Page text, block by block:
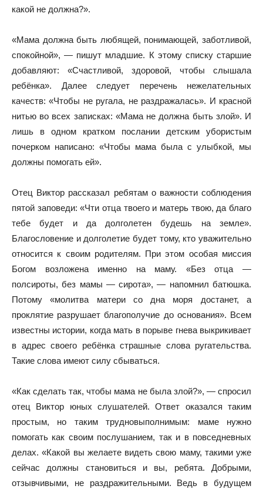
какой не должна?».
«Мама должна быть любящей, понимающей, заботливой,
спокойной», — пишут младшие. К этому списку старшие
добавляют: «Счастливой, здоровой, чтобы слышала
ребёнка». Далее следует перечень нежелательных
качеств: «Чтобы не ругала, не раздражалась». И красной
нитью во всех записках: «Мама не должна быть злой». И
лишь в одном кратком послании детским убористым
почерком написано: «Чтобы мама была с улыбкой, мы
должны помогать ей».
Отец Виктор рассказал ребятам о важности соблюдения
пятой заповеди: «Чти отца твоего и матерь твою, да благо
тебе будет и да долголетен будешь на земле».​
Благословение и долголетие будет тому, кто уважительно
относится к своим родителям. При этом особая миссия
Богом возложена именно на маму. «Без отца —
полсироты, без мамы — сирота», — напомнил батюшка.
Потому «молитва матери со дна моря достанет, а
проклятие разрушает благополучие до основания». Всем
известны истории, когда мать в порыве гнева выкрикивает
в адрес своего ребёнка страшные слова ругательства.
Такие слова имеют силу сбываться.
«Как сделать так, чтобы мама не была злой?», — спросил
отец Виктор юных слушателей. Ответ оказался таким
простым, но таким трудновыполнимым: маме нужно
помогать как своим послушанием, так и в повседневных
делах. «Какой вы желаете видеть свою маму, такими уже
сейчас должны становиться и вы, ребята. Добрыми,
отзывчивыми, не раздражительными. Ведь в будущем